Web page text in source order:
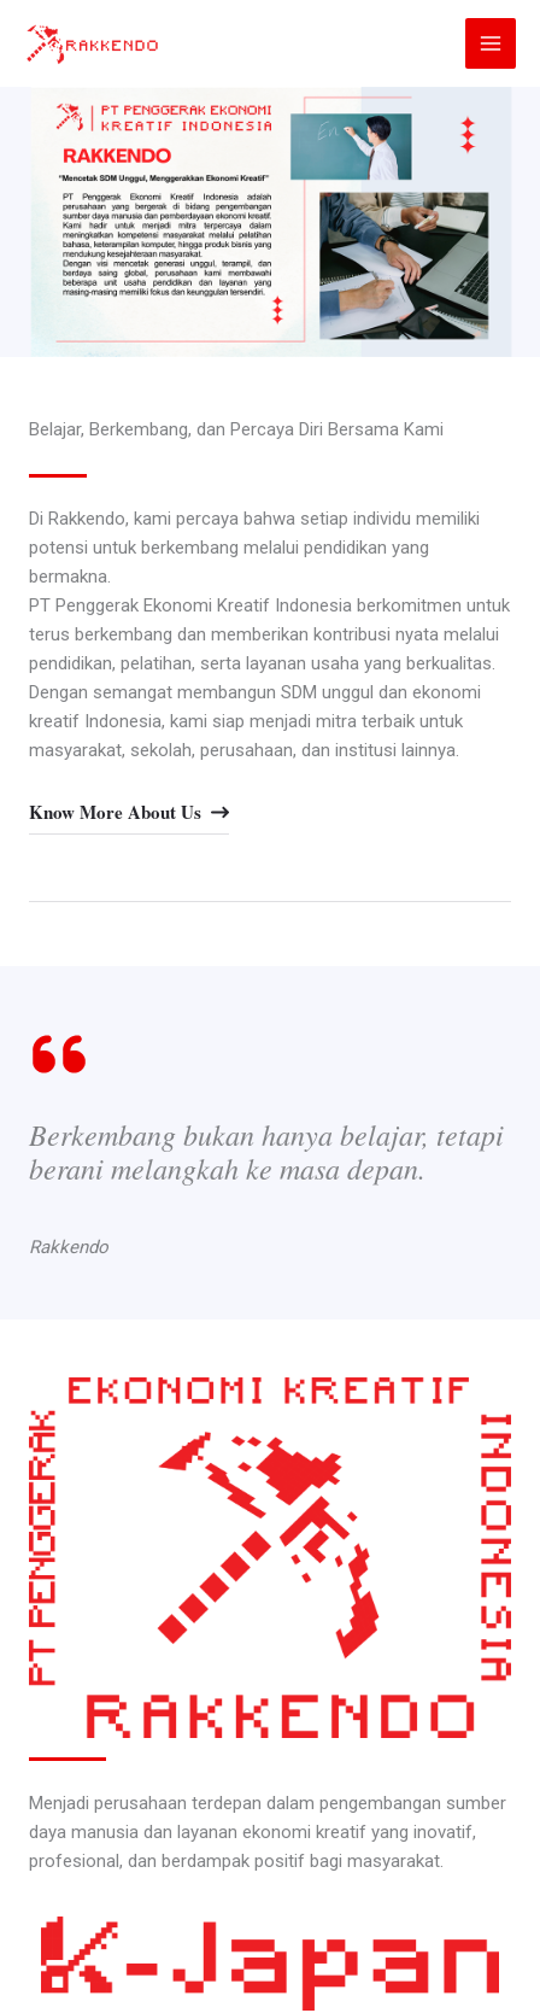
Belajar, Berkembang, dan Percaya Diri Bersama Kami
Di Rakkendo, kami percaya bahwa setiap individu memiliki
potensi untuk berkembang melalui pendidikan yang
bermakna.
PT Penggerak Ekonomi Kreatif Indonesia berkomitmen untuk
terus berkembang dan memberikan kontribusi nyata melalui
pendidikan, pelatihan, serta layanan usaha yang berkualitas.
Dengan semangat membangun SDM unggul dan ekonomi
kreatif Indonesia, kami siap menjadi mitra terbaik untuk
masyarakat, sekolah, perusahaan, dan institusi lainnya.
Know More About Us
Berkembang bukan hanya belajar, tetapi
berani melangkah ke masa depan.
Rakkendo
Menjadi perusahaan terdepan dalam pengembangan sumber
daya manusia dan layanan ekonomi kreatif yang inovatif,
profesional, dan berdampak positif bagi masyarakat.